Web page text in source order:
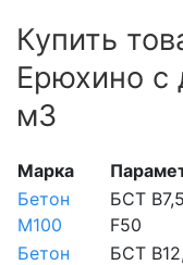
Купить
Ерюхино с
м3
Марка
Бетон
М100
БСТ
F50
Бетон
БСТ